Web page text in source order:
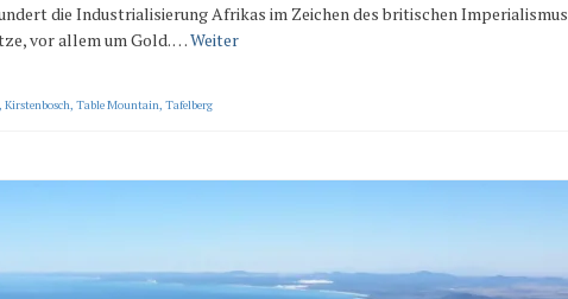
die Industrialisierung Afrikas im Zeichen des britischen Imperialismus
vor allem um Gold. …Weiter
, Kirstenbosch, Table Mountain, Tafelberg